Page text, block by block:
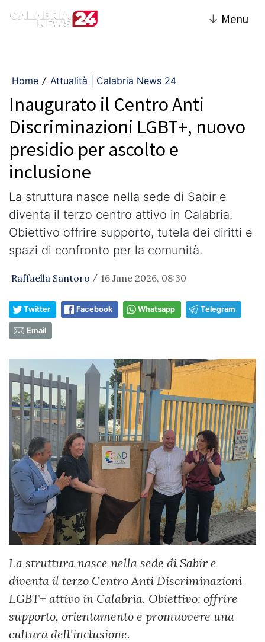
↓ Menu
Home / Attualità | Calabria News 24
Inaugurato il Centro Anti
Discriminazioni LGBT+, nuovo
presidio per ascolto e
inclusione
La struttura nasce nella sede di Sabir e
diventa il terzo centro attivo in Calabria.
Obiettivo offrire supporto, tutela dei diritti e
spazi di confronto per la comunità.
Raffaella Santoro / 16 June 2026, 08:30
Twitter Facebook Whatsapp Telegram
Email
La struttura nasce nella sede di Sabir e
diventa il terzo Centro Anti Discriminazioni
LGBT+ attivo in Calabria. Obiettivo: offrire
supporto, orientamento e promuovere una
cultura dell'inclusione.